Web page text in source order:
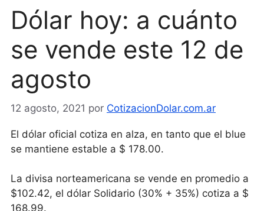
Dólar hoy: a cuánto
se vende este 12 de
agosto
12 agosto, 2021 por CotizacionDolar.com.ar
El dólar oficial cotiza en alza, en tanto que el blue
se mantiene estable a $ 178.00.
La divisa norteamericana se vende en promedio a
$102.42, el dólar Solidario (30% + 35%) cotiza a $
168.99.